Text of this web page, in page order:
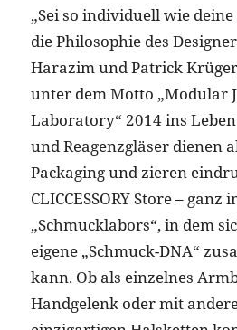
„Sei so individuell wie deine
die Philosophie des
Harazim und Patrick Krüger,
unter dem Motto „Modular
Laboratory“ 2014 ins
und Reagenzgläser dienen
Packaging und zieren
CLICCESSORY Store – ganz
„Schmucklabors“, in dem
eigene „Schmuck-DNA“
kann. Ob als einzelnes
Handgelenk oder mit